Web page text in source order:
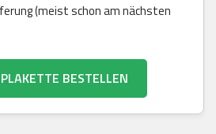
(meist schon am nächsten
BESTELLEN